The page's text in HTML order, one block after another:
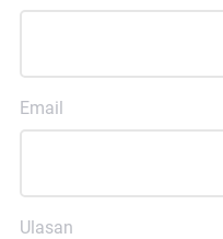
Email
Ulasan